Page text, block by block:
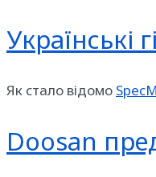
Як стало відомо
Doosan